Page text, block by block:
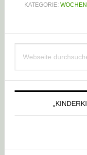
KATEGORIE:
Haupt-
Sidebar
durchsuchen